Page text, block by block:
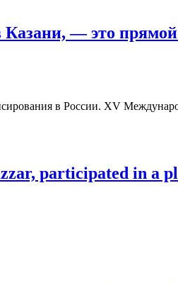
— это
в России. XV
participated in a